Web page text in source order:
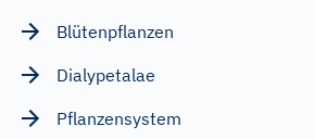
Blütenpflanzen
Dialypetalae
Pflanzensystem